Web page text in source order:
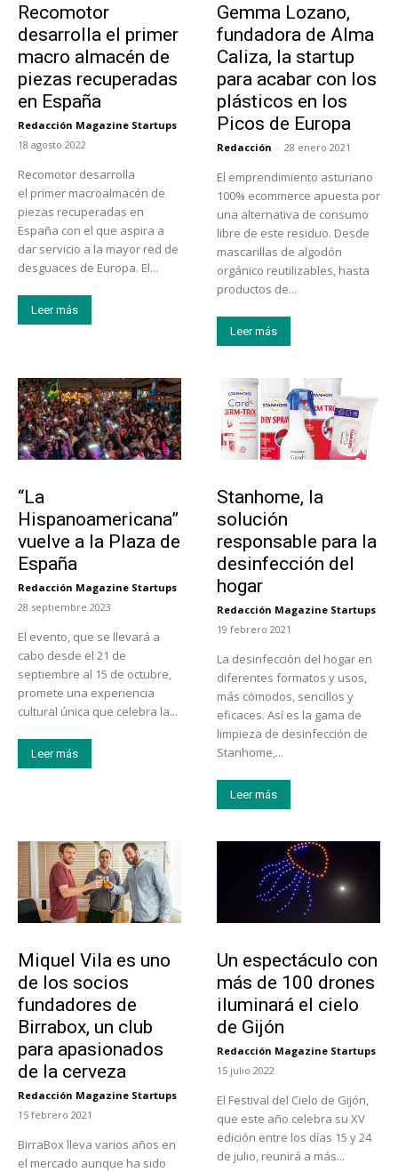
Recomotor
desarrolla el primer
macro almacén de
piezas recuperadas
en España
Redacción Magazine Startups
-
18 agosto 2022
Recomotor desarrolla
el primer macroalmacén de
piezas recuperadas en
España con el que aspira a
dar servicio a la mayor red de
desguaces de Europa. El...
Leer más
Gemma Lozano,
fundadora de Alma
Caliza, la startup
para acabar con los
plásticos en los
Picos de Europa
Redacción - 28 enero 2021
El emprendimiento asturiano
100% ecommerce apuesta por
una alternativa de consumo
libre de este residuo. Desde
mascarillas de algodón
orgánico reutilizables, hasta
productos de...
Leer más
“La
Hispanoamericana”
vuelve a la Plaza de
España
Redacción Magazine Startups
-
28 septiembre 2023
El evento, que se llevará a
cabo desde el 21 de
septiembre al 15 de octubre,
promete una experiencia
cultural única que celebra la...
Leer más
Stanhome, la
solución
responsable para la
desinfección del
hogar
Redacción Magazine Startups
-
19 febrero 2021
La desinfección del hogar en
diferentes formatos y usos,
más cómodos, sencillos y
eficaces. Así es la gama de
limpieza de desinfección de
Stanhome,...
Leer más
Miquel Vila es uno
de los socios
fundadores de
Birrabox, un club
para apasionados
de la cerveza
Redacción Magazine Startups
-
15 febrero 2021
BirraBox lleva varios años en
el mercado aunque ha sido
Un espectáculo con
más de 100 drones
iluminará el cielo
de Gijón
Redacción Magazine Startups
-
15 julio 2022
El Festival del Cielo de Gijón,
que este año celebra su XV
edición entre los días 15 y 24
de julio, reunirá a más...